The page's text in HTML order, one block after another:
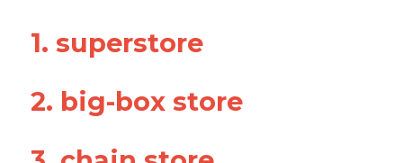
1. superstore
2. big-box store